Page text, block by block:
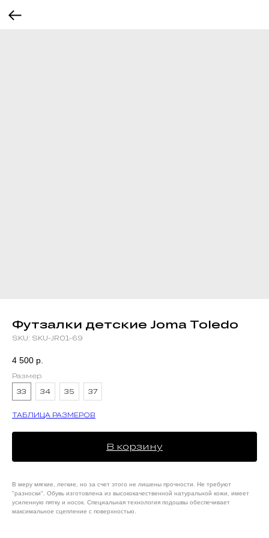
Футзалки детские Joma Toledo
SKU: SKU-JR01-69
4 500 р.
Размер
33 34 35 37
ТАБЛИЦА РАЗМЕРОВ
В корзину
В меру мягкие, легкие, но за счет этого не лишены прочности. Не требуют
"разноски". Обувь изготовлена из высококачественной натуральной кожи, имеет
усиленную пятку и носок. Специальная технология подошвы обеспечивает
максимальное сцепление с поверхностью.